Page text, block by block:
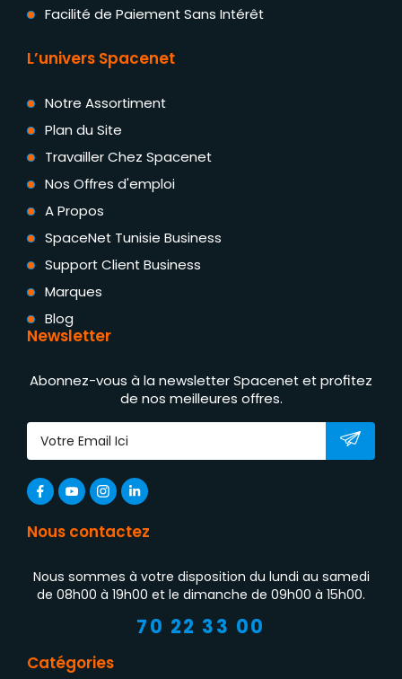
Facilité de Paiement Sans Intérêt
L’univers Spacenet
Notre Assortiment
Plan du Site
Travailler Chez Spacenet
Nos Offres d'emploi
A Propos
SpaceNet Tunisie Business
Support Client Business
Marques
Blog
Newsletter
Abonnez-vous à la newsletter Spacenet et profitez
de nos meilleures offres.
Nous contactez
Nous sommes à votre disposition du lundi au samedi
de 08h00 à 19h00 et le dimanche de 09h00 à 15h00.
70 22 33 00
Catégories